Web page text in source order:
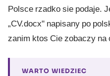
Polsce rzadko sie podaje.
„CV.docx" napisany po
zanim ktos Cie zobaczy na
WARTO WIEDZIEC